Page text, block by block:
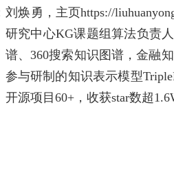
刘焕勇，主页https://
研究中心KG课题组算法负责
谱、360搜索知识图谱，金融
参与研制的知识表示模型
开源项目60+，收获star数超